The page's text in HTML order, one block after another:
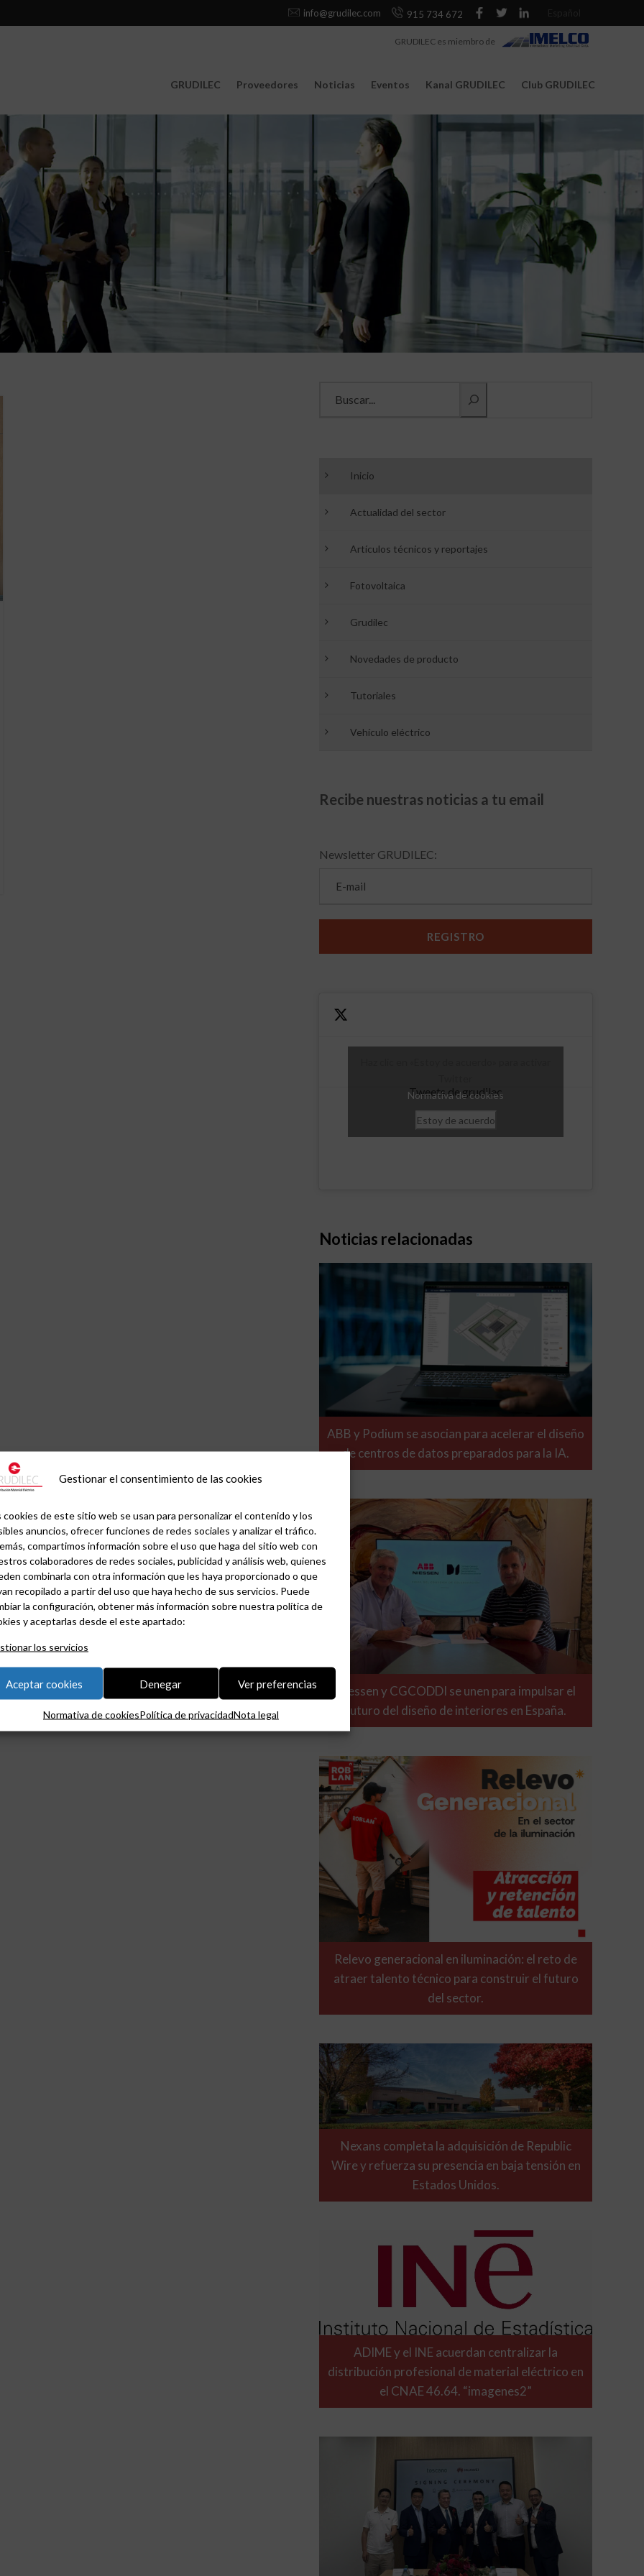
Gestionar el consentimiento de las cookies
cookies de este sitio web se usan para personalizar el contenido y los
anuncios, ofrecer funciones de redes sociales y analizar el tráfico.
compartimos información sobre el uso que haga del sitio web con
colaboradores de redes sociales, publicidad y análisis web, quienes
combinarla con otra información que les haya proporcionado o que
recopilado a partir del uso que haya hecho de sus servicios. Puede
la configuración, obtener más información sobre nuestra política de
y aceptarlas desde el este apartado:
los servicios
Aceptar cookies Denegar Ver preferencias
Normativa de cookiesPolítica de privacidadNota legal
info@grudilec.com 915 734 672
GRUDILEC Proveedores Noticias Eventos Kanal GRUDILEC Club GRUDILEC
GRUDILEC es miembro de
Inicio
Actualidad del sector
Artículos técnicos y reportajes
Fotovoltaica
Grudilec
Novedades de producto
Tutoriales
Vehículo eléctrico
Recibe nuestras noticias a tu email
Newsletter GRUDILEC:
Tweets de grudilec
Normativa de cookies
Estoy de acuerdo
Noticias relacionadas
ABB y Podium se asocian para acelerar el diseño
de centros de datos preparados para la IA.
Niessen y CGCODDI se unen para impulsar el
futuro del diseño de interiores en España.
Relevo generacional en iluminación: el reto de
atraer talento técnico para construir el futuro
del sector.
Nexans completa la adquisición de Republic
Wire y refuerza su presencia en baja tensión en
Estados Unidos.
ADIME y el INE acuerdan centralizar la
distribución profesional de material eléctrico en
el CNAE 46.64. “imagenes2”